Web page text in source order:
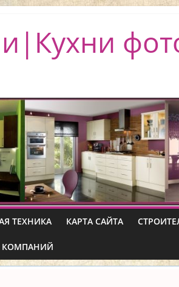
ТЕХНИКА КАРТА САЙТА
КОМПАНИЙ